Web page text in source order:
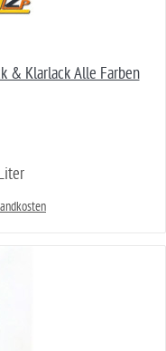
& Klarlack Alle Farben